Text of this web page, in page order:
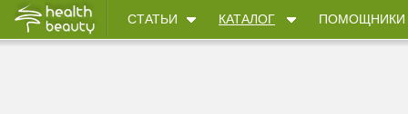
СТАТЬИ КАТАЛОГ ПОМОЩНИКИ